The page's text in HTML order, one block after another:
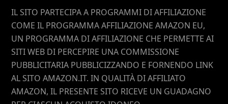
Footer
IL SITO PARTECIPA A PROGRAMMI DI AFFILIAZIONE
COME IL PROGRAMMA AFFILIAZIONE AMAZON EU,
UN PROGRAMMA DI AFFILIAZIONE CHE PERMETTE AI
SITI WEB DI PERCEPIRE UNA COMMISSIONE
PUBBLICITARIA PUBBLICIZZANDO E FORNENDO LINK
AL SITO AMAZON.IT. IN QUALITÀ DI AFFILIATO
AMAZON, IL PRESENTE SITO RICEVE UN GUADAGNO